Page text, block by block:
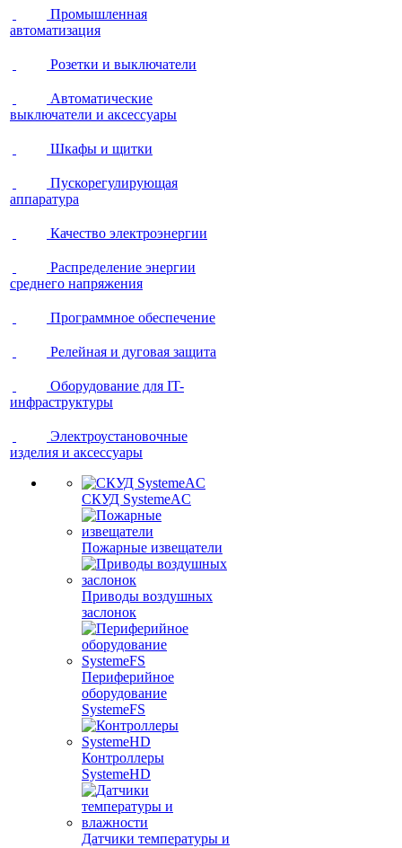
Промышленная
автоматизация
Розетки и выключатели
Автоматические
выключатели и аксессуары
Шкафы и щитки
Пускорегулирующая
аппаратура
Качество электроэнергии
Распределение энергии
среднего напряжения
Программное обеспечение
Релейная и дуговая защита
Оборудование для IT-
инфраструктуры
Электроустановочные
изделия и аксессуары
СКУД SystemeAC
Пожарные извещатели
Приводы воздушных
заслонок
Периферийное
оборудование
SystemeFS
Контроллеры
SystemeHD
Датчики температуры и